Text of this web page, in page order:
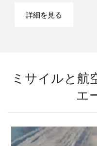
詳細を見る
ミサイルと航
エ